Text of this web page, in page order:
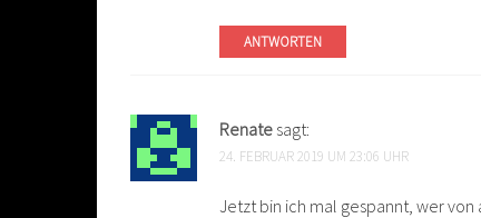
ANTWORTEN
Renate sagt:
24. FEBRUAR 2019 UM 23:06 UHR
Jetzt bin ich mal gespannt, wer